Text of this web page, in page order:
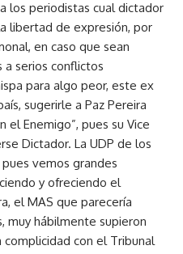
los periodistas cual dictador
libertad de expresión, por
en caso que sean
serios conflictos
para algo peor, este ex
sugerirle a Paz Pereira
el Enemigo”, pues su Vice
Dictador. La UDP de los
vemos grandes
y ofreciendo el
el MAS que parecería
muy hábilmente supieron
con el Tribunal